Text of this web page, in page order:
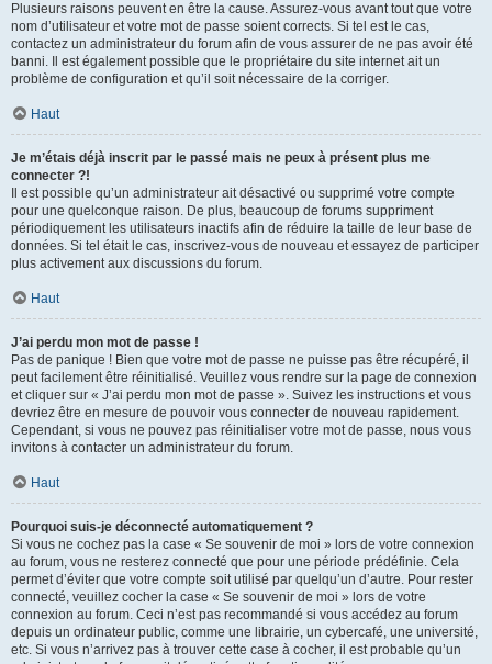
Plusieurs raisons peuvent en être la cause. Assurez-vous avant tout que votre
nom d’utilisateur et votre mot de passe soient corrects. Si tel est le cas,
contactez un administrateur du forum afin de vous assurer de ne pas avoir été
banni. Il est également possible que le propriétaire du site internet ait un
problème de configuration et qu’il soit nécessaire de la corriger.
Haut
Je m’étais déjà inscrit par le passé mais ne peux à présent plus me
connecter ?!
Il est possible qu’un administrateur ait désactivé ou supprimé votre compte
pour une quelconque raison. De plus, beaucoup de forums suppriment
périodiquement les utilisateurs inactifs afin de réduire la taille de leur base de
données. Si tel était le cas, inscrivez-vous de nouveau et essayez de participer
plus activement aux discussions du forum.
Haut
J’ai perdu mon mot de passe !
Pas de panique ! Bien que votre mot de passe ne puisse pas être récupéré, il
peut facilement être réinitialisé. Veuillez vous rendre sur la page de connexion
et cliquer sur « J’ai perdu mon mot de passe ». Suivez les instructions et vous
devriez être en mesure de pouvoir vous connecter de nouveau rapidement.
Cependant, si vous ne pouvez pas réinitialiser votre mot de passe, nous vous
invitons à contacter un administrateur du forum.
Haut
Pourquoi suis-je déconnecté automatiquement ?
Si vous ne cochez pas la case « Se souvenir de moi » lors de votre connexion
au forum, vous ne resterez connecté que pour une période prédéfinie. Cela
permet d’éviter que votre compte soit utilisé par quelqu’un d’autre. Pour rester
connecté, veuillez cocher la case « Se souvenir de moi » lors de votre
connexion au forum. Ceci n’est pas recommandé si vous accédez au forum
depuis un ordinateur public, comme une librairie, un cybercafé, une université,
etc. Si vous n’arrivez pas à trouver cette case à cocher, il est probable qu’un